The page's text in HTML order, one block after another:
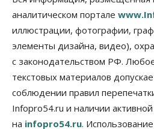
аналитическом портале
иллюстрации, фотографии,
элементы дизайна, видео),
с законодательством РФ.
текстовых материалов
соблюдении правил
Infopro54.ru и наличии активной
на infopro54.ru.